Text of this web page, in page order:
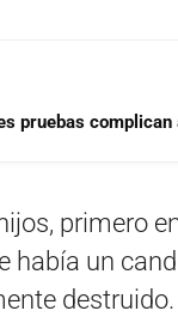
pruebas
primero
un